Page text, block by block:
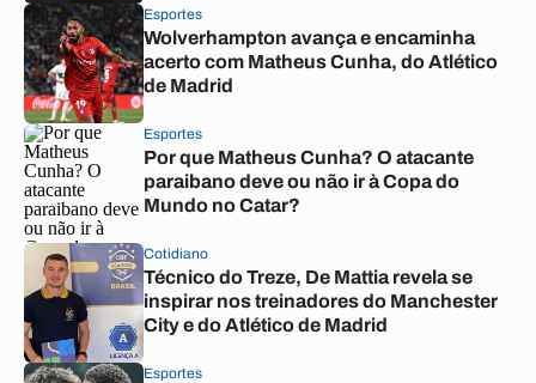
Esportes
Wolverhampton avança e encaminha
acerto com Matheus Cunha, do Atlético
de Madrid
Esportes
Por que Matheus Cunha? O atacante
paraibano deve ou não ir à Copa do
Mundo no Catar?
Cotidiano
Técnico do Treze, De Mattia revela se
inspirar nos treinadores do Manchester
City e do Atlético de Madrid
Esportes